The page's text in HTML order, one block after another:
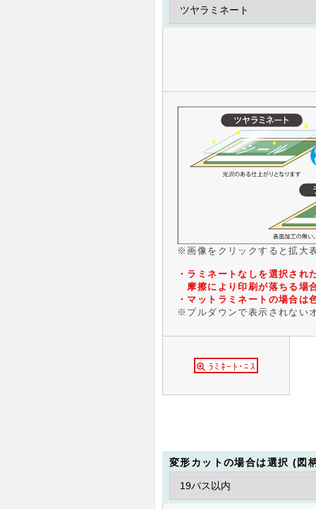
※画像をクリックすると拡大
・ラミネートなしを選択され
摩擦により印刷が落ちる場
・マットラミネートの場合は
※プルダウンで表示されない
ﾗﾐﾈｰﾄ･ﾆｽ
変形カットの場合は選択 (図